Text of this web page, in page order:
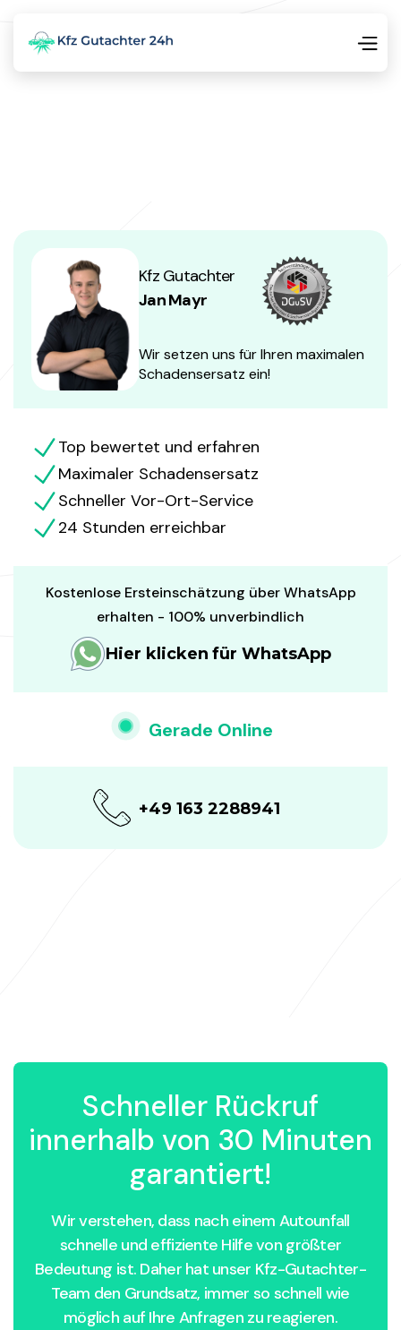
Kfz Gutachter
Jan Mayr
Wir setzen uns für Ihren maximalen
Schadensersatz ein!
Top bewertet und erfahren
Maximaler Schadensersatz
Schneller Vor-Ort-Service
24 Stunden erreichbar
Kostenlose Ersteinschätzung über WhatsApp
erhalten - 100% unverbindlich
Hier klicken für WhatsApp
Gerade Online
+49 163 2288941
Schneller Rückruf
innerhalb von 30 Minuten
garantiert!
Wir verstehen, dass nach einem Autounfall
schnelle und effiziente Hilfe von größter
Bedeutung ist. Daher hat unser Kfz-Gutachter-
Team den Grundsatz, immer so schnell wie
möglich auf Ihre Anfragen zu reagieren.